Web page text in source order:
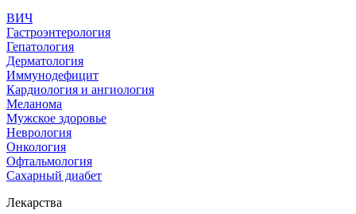
ВИЧ
Гастроэнтерология
Гепатология
Дерматология
Иммунодефицит
Кардиология и ангиология
Меланома
Мужское здоровье
Неврология
Онкология
Офтальмология
Сахарный диабет
Лекарства